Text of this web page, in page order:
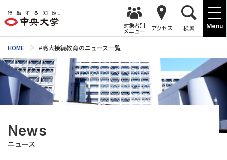
Menu
対象者別
メニュー アクセス 検索
HOME #高大接続教育のニュース一覧
News
ニュース